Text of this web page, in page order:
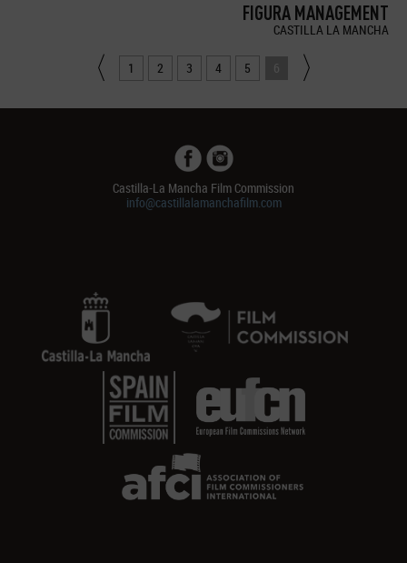
FIGURA MANAGEMENT
CASTILLA LA MANCHA
1 2 3 4 5 6
Castilla-La Mancha Film Commission
info@castillalamanchafilm.com